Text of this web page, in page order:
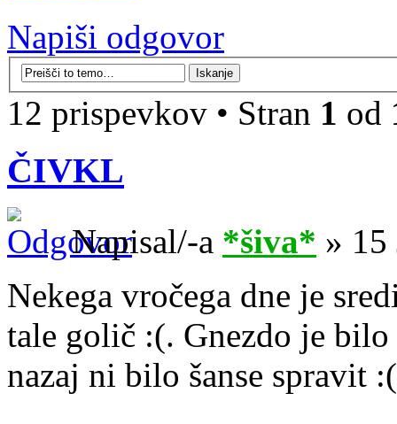
Napiši odgovor
12 prispevkov • Stran 1 od
ČIVKL
Napisal/-a *šiva* » 15
Nekega vročega dne je
tale golič :(. Gnezdo je
nazaj ni bilo šanse spravit